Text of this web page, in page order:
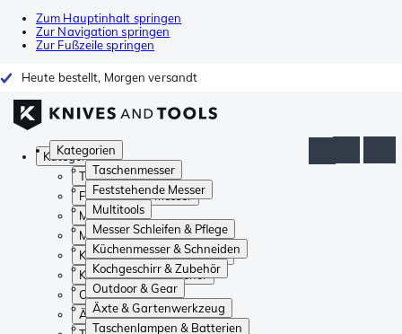
Zum Hauptinhalt springen
Zur Navigation springen
Zur Fußzeile springen
Heute bestellt, Morgen versandt
Kategorien
Taschenmesser
Feststehende Messer
Multitools
Messer Schleifen & Pflege
Küchenmesser & Schneiden
Kochgeschirr & Zubehör
Outdoor & Gear
Äxte & Gartenwerkzeug
Taschenlampen & Batterien
Kategorien
Taschenmesser
Feststehende Messer
Multitools
Messer Schleifen & Pflege
Küchenmesser & Schneiden
Kochgeschirr & Zubehör
Outdoor & Gear
Äxte & Gartenwerkzeug